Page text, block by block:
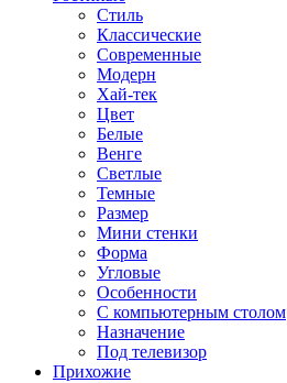
Стиль
Классические
Современные
Модерн
Хай-тек
Цвет
Белые
Венге
Светлые
Темные
Размер
Мини стенки
Форма
Угловые
Особенности
С компьютерным столом
Назначение
Под телевизор
Прихожие